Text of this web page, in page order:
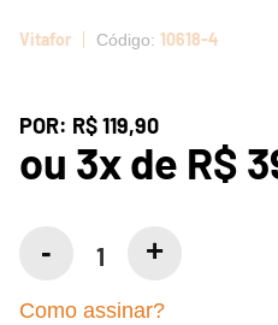
Vitafor 10618-4
POR: R$ 119,90
ou 3xde R$
Como assinar?